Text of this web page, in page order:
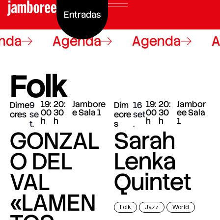
Entradas
Agenda Agenda
Folk
Dime
cres
9
se
t.
19:
00
h
20:
30
h
Jambore
e Sala 1
GONZAL
O DEL
VAL
«LAMEN
Dim
ecre
s
16
set
.
19:
00
h
20:
30
h
Jambor
ee Sala
1
Sarah
Lenka
Quintet
Folk Jazz World